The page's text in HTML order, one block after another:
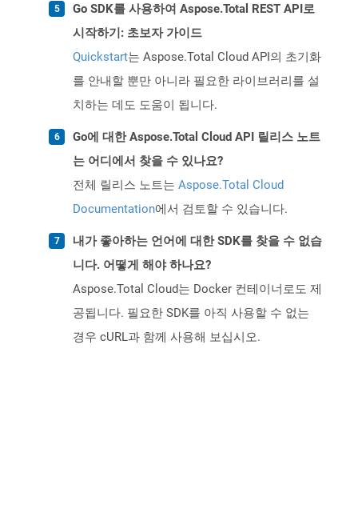
Go SDK를 사용하여 Aspose.Total REST API로
시작하기: 초보자 가이드
Quickstart는 Aspose.Total Cloud API의 초기화
를 안내할 뿐만 아니라 필요한 라이브러리를 설
치하는 데도 도움이 됩니다.
Go에 대한 Aspose.Total Cloud API 릴리스 노트
는 어디에서 찾을 수 있나요?
전체 릴리스 노트는 Aspose.Total Cloud
Documentation에서 검토할 수 있습니다.
내가 좋아하는 언어에 대한 SDK를 찾을 수 없습
니다. 어떻게 해야 하나요?
Aspose.Total Cloud는 Docker 컨테이너로도 제
공됩니다. 필요한 SDK를 아직 사용할 수 없는
경우 cURL과 함께 사용해 보십시오.